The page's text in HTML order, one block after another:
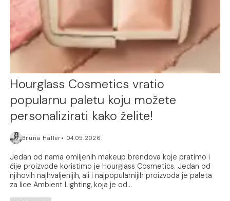
Hourglass Cosmetics vratio
popularnu paletu koju možete
personalizirati kako želite!
Bruna Haller 04.05.2026.
Jedan od nama omiljenih makeup brendova koje pratimo i
čije proizvode koristimo je Hourglass Cosmetics. Jedan od
njihovih najhvaljenijih, ali i najpopularnijih proizvoda je paleta
za lice Ambient Lighting, koja je od...